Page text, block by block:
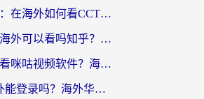
海外党亲测：在海外如何看CCTV？告别“仅限大陆播放”的实用指南
央视影音在海外可以看吗知乎？留学生亲测：3步解决地域限制+追剧自由
在国外怎么看咪咕视频软件？海外党亲测有效的回国加速方案
12123在国外能登录吗？海外华人必看的回国加速实用指南